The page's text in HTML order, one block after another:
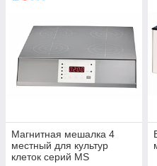
Магнитная мешалка 4
местный для культур
клеток серий MS